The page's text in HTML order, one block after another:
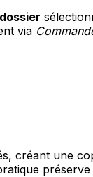
dossier
via
créant une